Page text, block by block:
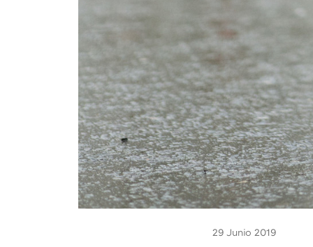
29 Junio 2019